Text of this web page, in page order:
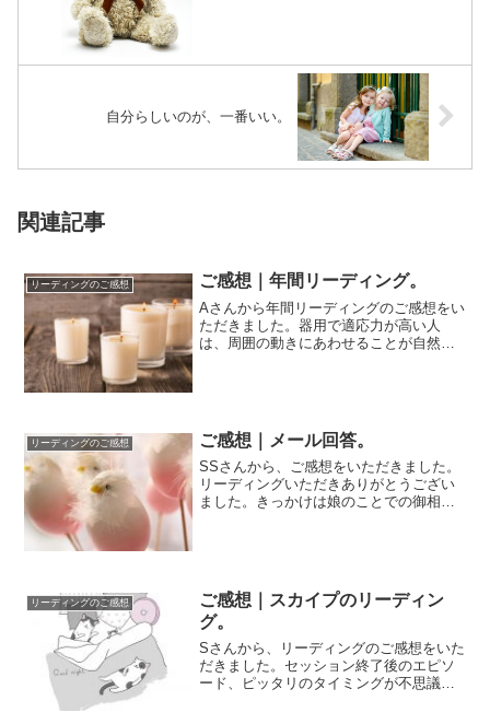
自分らしいのが、一番いい。
関連記事
リーディングのご感想 ご感想｜年間リーディング。
Aさんから年間リーディングのご感想をい
ただきました。器用で適応力が高い人
は、周囲の動きにあわせることが自然に
リーディングのご感想 ご感想｜メール回答。
SSさんから、ご感想をいただきました。
リーディングいただきありがとうござい
ました。きっかけは娘のことでの御相談
リーディングのご感想
ご感想｜スカイプのリーディン
グ。
Sさんから、リーディングのご感想をいた
だきました。セッション終了後のエピソ
ード、ピッタリのタイミングが不思議で